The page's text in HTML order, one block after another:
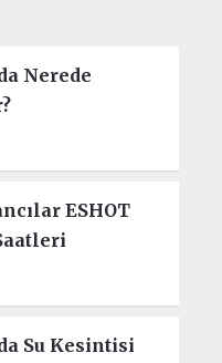
Nerede
ESHOT
Su Kesintisi